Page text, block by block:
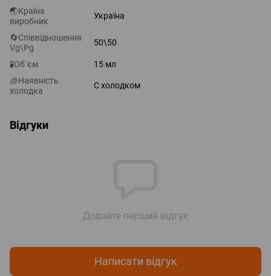
🌏Країна
виробник
Україна
🔄Співвідношення
Vg\Pg
50\50
🧪Об`єм
15 мл
🧊Наявність
холодка
С холодком
Відгуки
Додайте перший відгук
Написати відгук